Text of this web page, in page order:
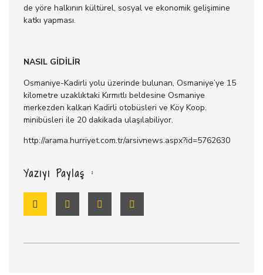
de yöre halkının kültürel, sosyal ve ekonomik gelişimine
katkı yapması.
NASIL GİDİLİR
Osmaniye-Kadirli yolu üzerinde bulunan, Osmaniye’ye 15
kilometre uzaklıktaki Kırmıtlı beldesine Osmaniye
merkezden kalkan Kadirli otobüsleri ve Köy Koop.
minibüsleri ile 20 dakikada ulaşılabiliyor.
http://arama.hurriyet.com.tr/arsivnews.aspx?id=5762630
Yazıyı Paylaş :